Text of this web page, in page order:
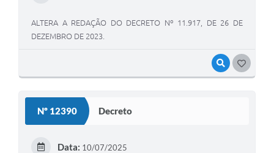
VISUALIZAR
ALTERA A REDAÇÃO DO DECRETO Nº 11.917, DE 26 DE
DEZEMBRO DE 2023.
Nº 12390 Decreto
Data: 10/07/2025